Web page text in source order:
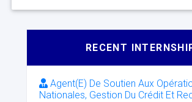
RECENT
Agent(E) De Soutien Aux
Nationales, Gestion Du Crédit Et